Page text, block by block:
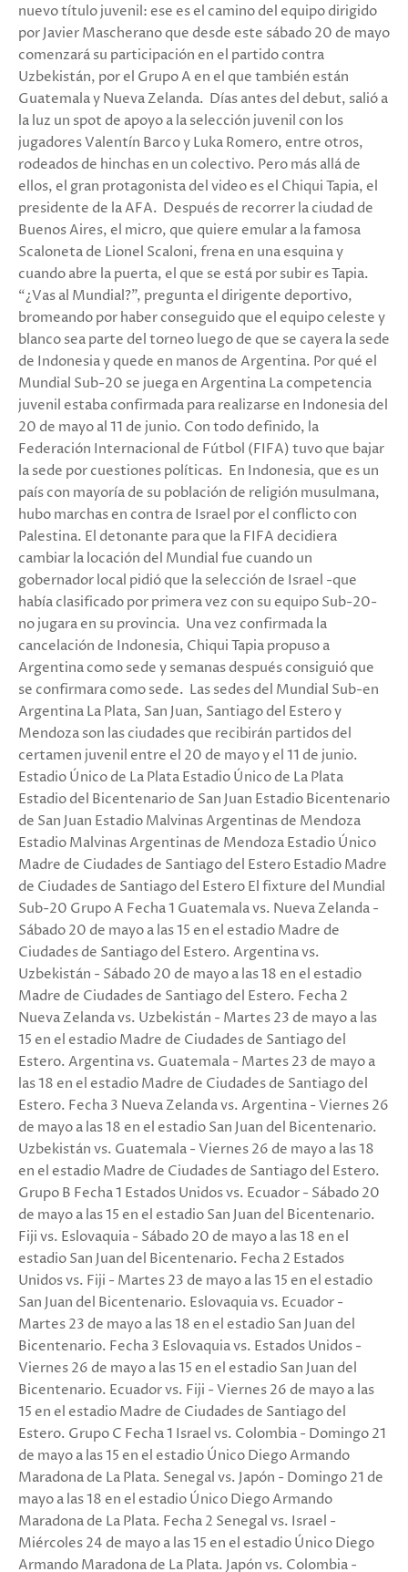
nuevo título juvenil: ese es el camino del equipo dirigido
por Javier Mascherano que desde este sábado 20 de mayo
comenzará su participación en el partido contra
Uzbekistán, por el Grupo A en el que también están
Guatemala y Nueva Zelanda. Días antes del debut, salió a
la luz un spot de apoyo a la selección juvenil con los
jugadores Valentín Barco y Luka Romero, entre otros,
rodeados de hinchas en un colectivo. Pero más allá de
ellos, el gran protagonista del video es el Chiqui Tapia, el
presidente de la AFA. Después de recorrer la ciudad de
Buenos Aires, el micro, que quiere emular a la famosa
Scaloneta de Lionel Scaloni, frena en una esquina y
cuando abre la puerta, el que se está por subir es Tapia.
“¿Vas al Mundial?”, pregunta el dirigente deportivo,
bromeando por haber conseguido que el equipo celeste y
blanco sea parte del torneo luego de que se cayera la sede
de Indonesia y quede en manos de Argentina. Por qué el
Mundial Sub-20 se juega en Argentina La competencia
juvenil estaba confirmada para realizarse en Indonesia del
20 de mayo al 11 de junio. Con todo definido, la
Federación Internacional de Fútbol (FIFA) tuvo que bajar
la sede por cuestiones políticas. En Indonesia, que es un
país con mayoría de su población de religión musulmana,
hubo marchas en contra de Israel por el conflicto con
Palestina. El detonante para que la FIFA decidiera
cambiar la locación del Mundial fue cuando un
gobernador local pidió que la selección de Israel -que
había clasificado por primera vez con su equipo Sub-20-
no jugara en su provincia. Una vez confirmada la
cancelación de Indonesia, Chiqui Tapia propuso a
Argentina como sede y semanas después consiguió que
se confirmara como sede. Las sedes del Mundial Sub-en
Argentina La Plata, San Juan, Santiago del Estero y
Mendoza son las ciudades que recibirán partidos del
certamen juvenil entre el 20 de mayo y el 11 de junio.
Estadio Único de La Plata Estadio Único de La Plata
Estadio del Bicentenario de San Juan Estadio Bicentenario
de San Juan Estadio Malvinas Argentinas de Mendoza
Estadio Malvinas Argentinas de Mendoza Estadio Único
Madre de Ciudades de Santiago del Estero Estadio Madre
de Ciudades de Santiago del Estero El fixture del Mundial
Sub-20 Grupo A Fecha 1 Guatemala vs. Nueva Zelanda -
Sábado 20 de mayo a las 15 en el estadio Madre de
Ciudades de Santiago del Estero. Argentina vs.
Uzbekistán - Sábado 20 de mayo a las 18 en el estadio
Madre de Ciudades de Santiago del Estero. Fecha 2
Nueva Zelanda vs. Uzbekistán - Martes 23 de mayo a las
15 en el estadio Madre de Ciudades de Santiago del
Estero. Argentina vs. Guatemala - Martes 23 de mayo a
las 18 en el estadio Madre de Ciudades de Santiago del
Estero. Fecha 3 Nueva Zelanda vs. Argentina - Viernes 26
de mayo a las 18 en el estadio San Juan del Bicentenario.
Uzbekistán vs. Guatemala - Viernes 26 de mayo a las 18
en el estadio Madre de Ciudades de Santiago del Estero.
Grupo B Fecha 1 Estados Unidos vs. Ecuador - Sábado 20
de mayo a las 15 en el estadio San Juan del Bicentenario.
Fiji vs. Eslovaquia - Sábado 20 de mayo a las 18 en el
estadio San Juan del Bicentenario. Fecha 2 Estados
Unidos vs. Fiji - Martes 23 de mayo a las 15 en el estadio
San Juan del Bicentenario. Eslovaquia vs. Ecuador -
Martes 23 de mayo a las 18 en el estadio San Juan del
Bicentenario. Fecha 3 Eslovaquia vs. Estados Unidos -
Viernes 26 de mayo a las 15 en el estadio San Juan del
Bicentenario. Ecuador vs. Fiji - Viernes 26 de mayo a las
15 en el estadio Madre de Ciudades de Santiago del
Estero. Grupo C Fecha 1 Israel vs. Colombia - Domingo 21
de mayo a las 15 en el estadio Único Diego Armando
Maradona de La Plata. Senegal vs. Japón - Domingo 21 de
mayo a las 18 en el estadio Único Diego Armando
Maradona de La Plata. Fecha 2 Senegal vs. Israel -
Miércoles 24 de mayo a las 15 en el estadio Único Diego
Armando Maradona de La Plata. Japón vs. Colombia -